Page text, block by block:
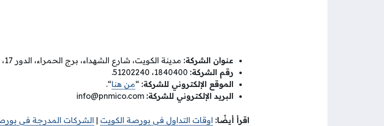
عنوان الشركة: مدينة الكويت، شارع الشهداء، برج الحمراء، الدور 17، مكتب 17.
رقم الشركة:
الموقع الإلكتروني للشركة:
“من هنا“.
البريد الإلكتروني للشركة:
info@pnmico.com
اقرأ أيضًا: اوقات التداول في بورصة الكويت | الشركات المدرجة في